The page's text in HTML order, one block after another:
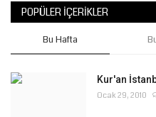
POPÜLER İÇERIKLER
Bu Hafta
Kur'an
Ocak 29, 2010